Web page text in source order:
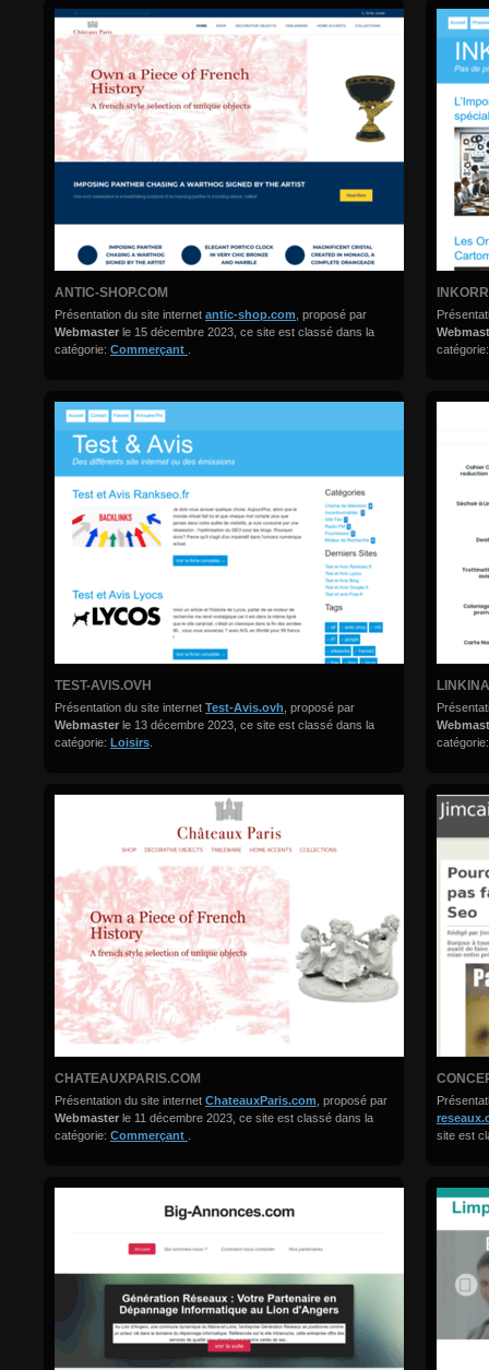
ANTIC-SHOP.COM
Présentation du site internet antic-shop.com , proposé par
Webmaster le 15 décembre 2023, ce site est classé dans la
catégorie: Commerçant
TEST-AVIS.OVH
Présentation du site internet Test-Avis.ovh , proposé par
Webmaster le 13 décembre 2023, ce site est classé dans la
catégorie: Loisirs
CHATEAUXPARIS.COM
Présentation du site internet ChateauxParis.com , proposé par
Webmaster le 11 décembre 2023, ce site est classé dans la
catégorie: Commerçant
site est